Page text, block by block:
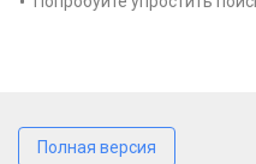
Полная версия